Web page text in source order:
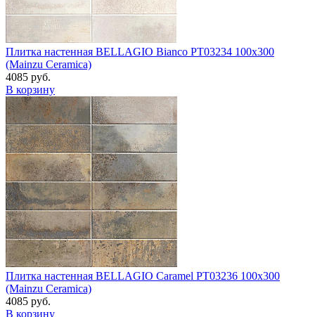
Плитка настенная BELLAGIO Bianco PT03234 100x300
(Mainzu Ceramica)
4085 руб.
В корзину
Плитка настенная BELLAGIO Caramel PT03236 100x300
(Mainzu Ceramica)
4085 руб.
В корзину